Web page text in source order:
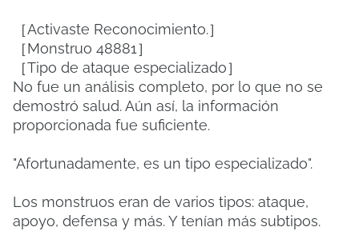
［Activaste Reconocimiento.］
［Monstruo 48881］
［Tipo de ataque especializado］
No fue un análisis completo, por lo que no se
demostró salud. Aún así, la información
proporcionada fue suficiente.
"Afortunadamente, es un tipo especializado".
Los monstruos eran de varios tipos: ataque,
apoyo, defensa y más. Y tenían más subtipos.